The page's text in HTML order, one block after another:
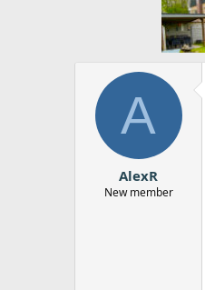
m
A
AlexR
New member